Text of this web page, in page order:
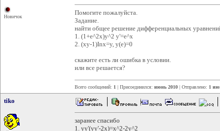
Новичок
Помогите пожалуйста.
Задание.
найти общее решение дифференциальных
1. (1+е^2x)y^2 y'=e^x
2. (xy-1)Inx=y, y(e)=0
скажите есть ли ошибка в условии.
или все решается?
Всего сообщений: 1 | Присоединился: июнь 2010 | Отправлено: 1
tiko
заранее спасибо
1. yy'(yy'-2x)=x^2-2y^2